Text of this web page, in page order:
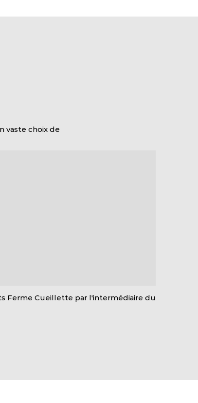
vaste choix de
Ferme Cueillette par l'intermédiaire du